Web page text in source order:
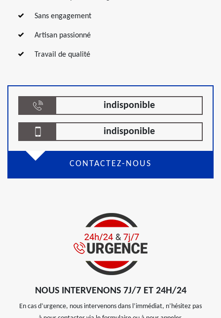
Sans engagement
Artisan passionné
Travail de qualité
indisponible
indisponible
CONTACTEZ-NOUS
NOUS INTERVENONS 7J/7 ET 24H/24
En cas d’urgence, nous intervenons dans l’immédiat, n’hésitez pas